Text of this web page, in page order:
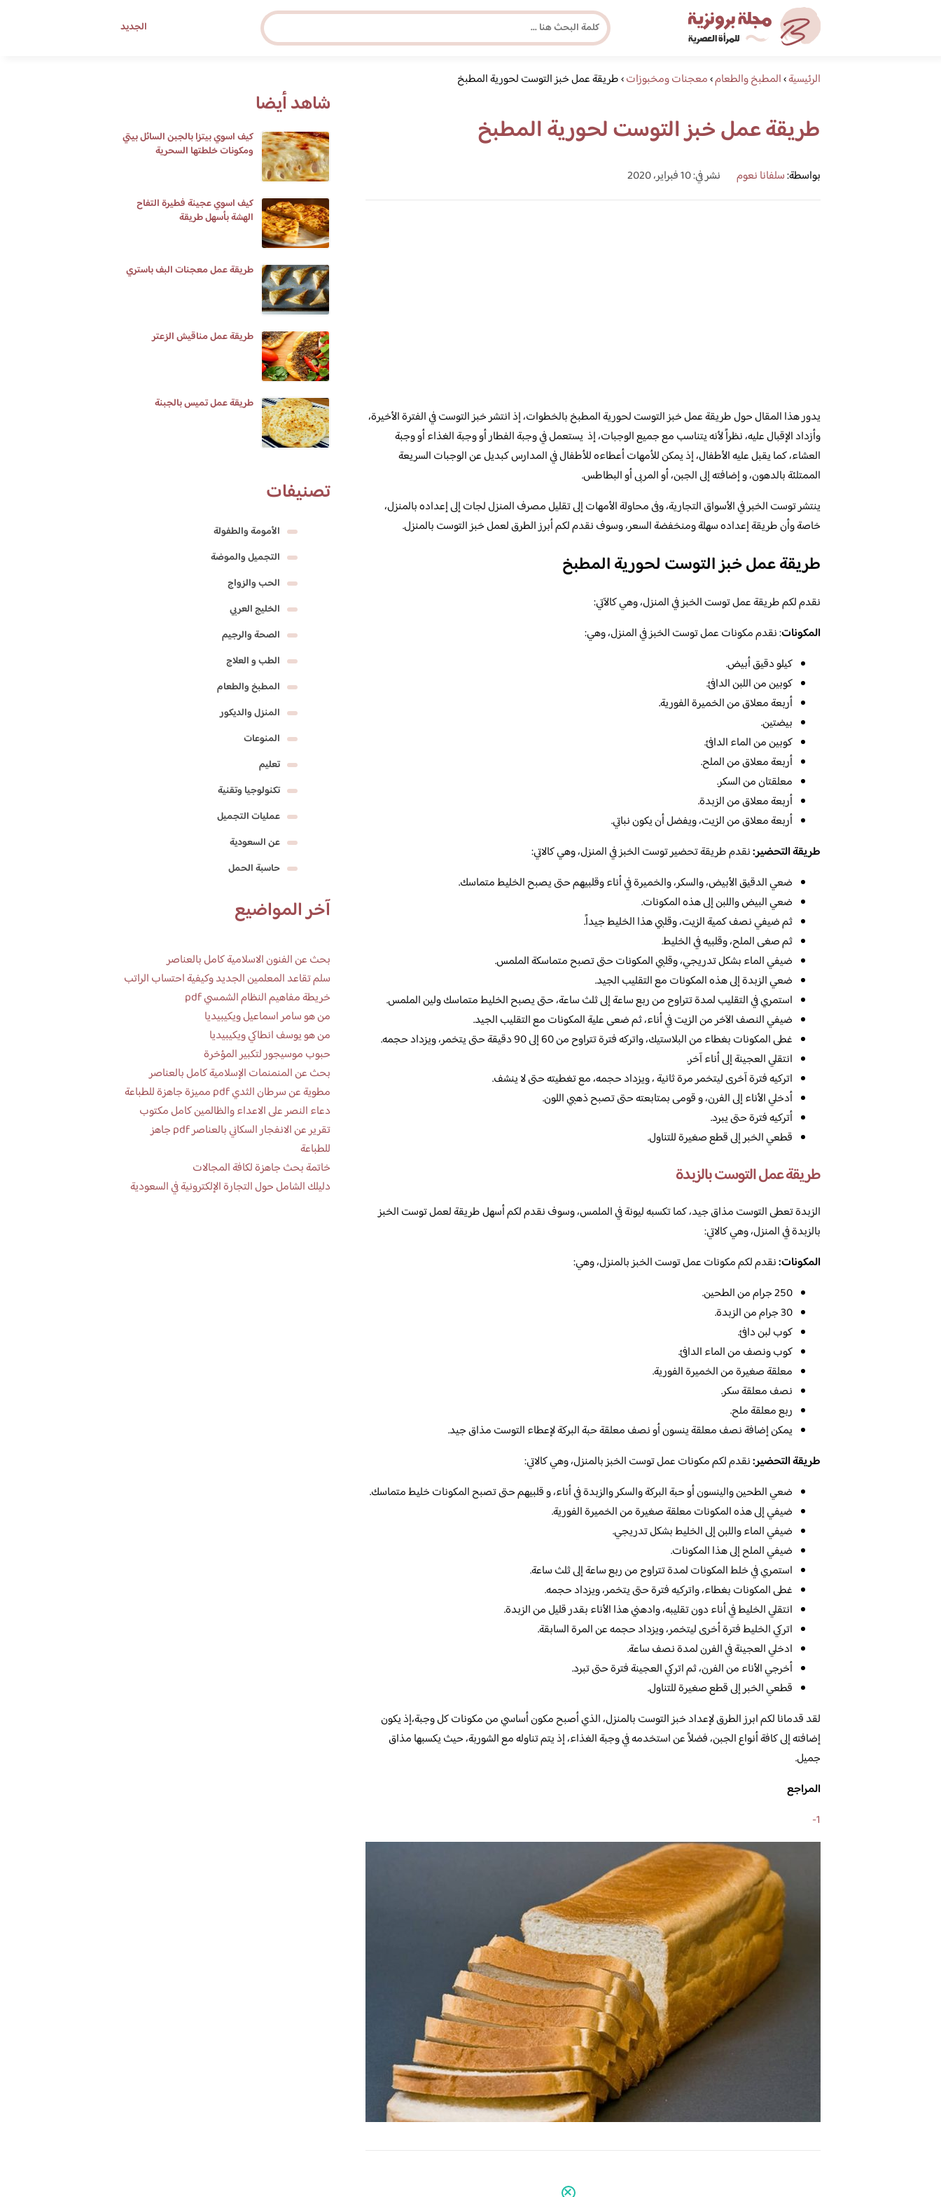
الجديد
مجلة برونزية للفتاة العصرية
ابحث عن أي موضوع يهمك
الرئيسية›المطبخ والطعام›معجنات ومخبوزات›طريقة عمل خبز التوست لحورية المطبخ
طريقة عمل خبز التوست لحورية المطبخ
بواسطة:سلفانا نعوم نشر في: 10 فبراير، 2020
يدور هذا المقال حول طريقة عمل خبز التوست لحورية المطبخ بالخطوات، إذ انتشر خبز التوست في الفترة الأخيرة،
وأزداد الإقبال عليه، نظراً لأنه يتناسب مع جميع الوجبات، إذ يستعمل في وجبة الفطار أو وجبة الغذاء أو وجبة
العشاء، كما يقبل عليه الأطفال، إذ يمكن للأمهات أعطاءه للأطفال في المدارس كبديل عن الوجبات السريعة
الممتلئة بالدهون، و إضافته إلى الجبن، أو المربى أو البطاطس.
ينتشر توست الخبر في الأسواق التجارية، وفى محاولة الأمهات إلى تقليل مصرف المنزل لجات إلى إعداده بالمنزل،
خاصة وأن طريقة إعداده سهلة ومنخفضة السعر، وسوف نقدم لكم أبرز الطرق لعمل خبز التوست بالمنزل.
طريقة عمل خبز التوست لحورية المطبخ
نقدم لكم طريقة عمل توست الخبز في المنزل، وهي كالآتي:
المكونات: نقدم مكونات عمل توست الخبز في المنزل، وهي:
كيلو دقيق أبيض.
كوبين من اللبن الدافئ.
أربعة معلاق من الخميرة الفورية.
بيضتين.
كوبين من الماء الدافئ.
أربعة معلاق من الملح.
معلقتان من السكر.
أربعة معلاق من الزبدة.
أربعة معلاق من الزيت، ويفضل أن يكون نباتي.
طريقة التحضير:نقدم طريقة تحضير توست الخبز في المنزل، وهي كالاتي:
ضعي الدقيق الأبيض، والسكر، والخميرة في أناء وقلبيهم حتى يصبح الخليط متماسك.
ضعي البيض واللبن إلى هذه المكونات.
ثم ضيفي نصف كمية الزيت، وقلبي هذا الخليط جيداً.
ثم صغى الملح، وقلبيه في الخليط.
ضيفي الماء بشكل تدريجي، وقلبي المكونات حتى تصبح متماسكة الملمس.
ضعي الزبدة إلى هذه المكونات مع التقليب الجيد.
استمري في التقليب لمدة تتراوح من ربع ساعة إلى ثلث ساعة، حتى يصبح الخليط متماسك ولين الملمس.
ضيفي النصف الآخر من الزيت في أناء، ثم ضعى علية المكونات مع التقليب الجيد.
غطى المكونات بغطاء من البلاستيك، واتركه فترة تتراوح من 60 إلى 90 دقيقة حتى يتخمر، ويزداد حجمه.
انتقلي العجينة إلى أناء آخر.
اتركيه فترة آخرى ليتخمر مرة ثانية ، ويزداد حجمه، مع تغطيته حتى لا ينشف.
أدخلي الأناء إلى الفرن، و قومى بمتابعته حتى تصبح ذهبي اللون.
أتركيه فترة حتى يبرد.
قطعي الخبر إلى قطع صغيرة للتناول.
طريقة عمل التوست بالزبدة
الزبدة تعطى التوست مذاق جيد، كما تكسبه ليونة في الملمس، وسوف نقدم لكم أسهل طريقة لعمل توست الخبز
بالزبدة في المنزل، وهي كالاتي:
المكونات:نقدم لكم مكونات عمل توست الخبز بالمنزل، وهي:
250 جرام من الطحين.
30 جرام من الزبدة.
كوب لبن دافئ.
كوب ونصف من الماء الدافئ.
معلقة صغيرة من الخميرة الفورية.
نصف معلقة سكر.
ربع معلقة ملح.
يمكن إضافة نصف معلقة ينسون أو نصف معلقة حبة البركة لإعطاء التوست مذاق جيد.
طريقة التحضير:نقدم لكم مكونات عمل توست الخبز بالمنزل، وهي كالاتي:
ضعي الطحين والينسون أو حبة البركة والسكر والزبدة في أناء، و قلبيهم حتى تصبح المكونات خليط متماسك.
ضيفي إلى هذه المكونات معلقة صغيرة من الخميرة الفورية.
ضيفي الماء واللبن إلى الخليط بشكل تدريجي.
ضيفي الملح إلى هذا المكونات.
استمري في خلط المكونات لمدة تتراوح من ربع ساعة إلى ثلث ساعة.
غطى المكونات بغطاء، واتركيه فترة حتى يتخمر، ويزداد حجمه.
انتقلي الخليط في أناء دون تقليبه، وادهني هذا الأناء بقدر قليل من الزبدة.
اتركي الخليط فترة أخرى ليتخمر، ويزداد حجمه عن المرة السابقة.
ادخلي العجينة في الفرن لمدة نصف ساعة.
أخرجي الأناء من الفرن، ثم اتركي العجينة فترة حتى تبرد.
قطعي الخبر إلى قطع صغيرة للتناول.
لقد قدمانا لكم ابرز الطرق لإعداد خبز التوست بالمنزل، الذي أصبح مكون أساسي من مكونات كل وجبة،إذ يكون
إضافته إلى كافة أنواع الجبن، فضلاً عن استخدمه في وجبة الغذاء، إذ يتم تناوله مع الشوربة، حيث يكسبها مذاق
جميل.
المراجع
1-
شاهد أيضا
كيف اسوي بيتزا بالجبن السائل بيتي
ومكونات خلطتها السحرية
كيف اسوي عجينة فطيرة التفاح
الهشة بأسهل طريقة
‏طريقة عمل معجنات البف باستري‏
طريقة عمل مناقيش الزعتر
طريقة عمل تميس بالجبنة
تصنيفات
الأمومة والطفولة
التجميل والموضة
الحب والزواج
الخليج العربي
الصحة والرجيم
الطب و العلاج
المطبخ والطعام
المنزل والديكور
المنوعات
تعليم
تكنولوجيا وتقنية
عمليات التجميل
عن السعودية
حاسبة الحمل
آخر المواضيع
بحث عن الفنون الاسلامية كامل بالعناصر
سلم تقاعد المعلمين الجديد وكيفية احتساب الراتب
خريطة مفاهيم النظام الشمسي pdf
من هو سامر اسماعيل ويكيبيديا
من هو يوسف انطاكي ويكيبيديا
حبوب موسيجور لتكبير المؤخرة
بحث عن المنمنمات الإسلامية كامل بالعناصر
مطوية عن سرطان الثدي pdf مميزة جاهزة للطباعة
دعاء النصر على الاعداء والظالمين كامل مكتوب
تقرير عن الانفجار السكاني بالعناصر pdf جاهز
للطباعة
خاتمة بحث جاهزة لكافة المجالات
دليلك الشامل حول التجارة الإلكترونية في السعودية